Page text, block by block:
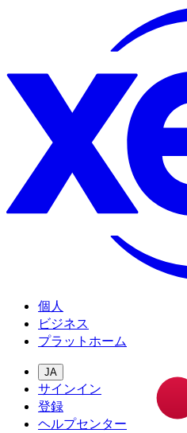
個人
ビジネス
プラットホーム
JA
サインイン
登録
ヘルプセンター